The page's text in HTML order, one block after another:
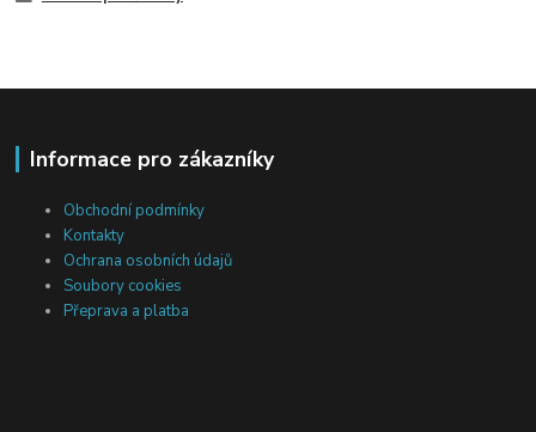
Informace pro zákazníky
Obchodní podmínky
Kontakty
Ochrana osobních údajů
Soubory cookies
Přeprava a platba